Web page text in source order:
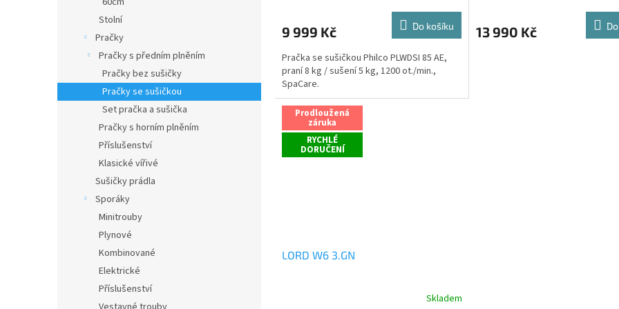
Stolní
Pračky
Pračky s předním plněním
Pračky bez sušičky
Pračky se sušičkou
Set pračka a sušička
Pračky s horním plněním
Příslušenství
Klasické vířivé
Sušičky prádla
Sporáky
Minitrouby
Plynové
Kombinované
Elektrické
Příslušenství
M
A
9 999 Kč Do košíku
Pračka se sušičkou Philco PLWDSI 85 AE,
praní 8 kg / sušení 5 kg, 1200 ot./min.,
SpaCare.
je
13 990 Kč
Prodloužená
záruka
RYCHLÉ
DORUČENÍ
LORD W6 3.GN
Skladem